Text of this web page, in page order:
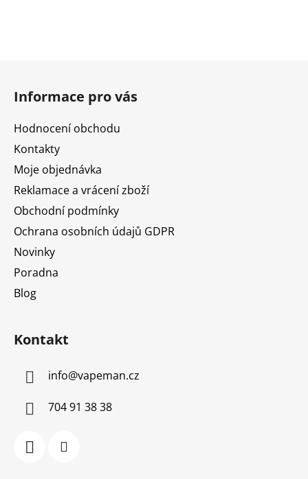
Informace pro vás
Hodnocení obchodu
Kontakty
Moje objednávka
Reklamace a vrácení zboží
Obchodní podmínky
Ochrana osobních údajů GDPR
Novinky
Poradna
Blog
Kontakt
info@vapeman.cz
704 91 38 38